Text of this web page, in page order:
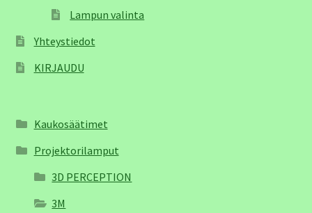
Lampun valinta
Yhteystiedot
KIRJAUDU
Kaukosäätimet
Projektorilamput
3D PERCEPTION
3M